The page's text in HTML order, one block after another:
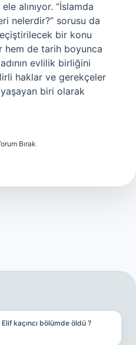
alınıyor. “İslamda
nelerdir?” sorusu da
bir konu
hem de tarih boyunca
evlilik birliğini
haklar ve gerekçeler
yaşayan biri olarak
Bırak
Elif kaçıncı bölümde öldü ?